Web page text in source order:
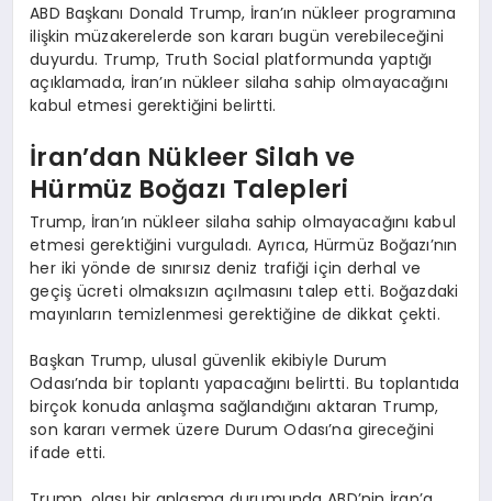
ABD Başkanı Donald Trump, İran’ın nükleer programına
ilişkin müzakerelerde son kararı bugün verebileceğini
duyurdu. Trump, Truth Social platformunda yaptığı
açıklamada, İran’ın nükleer silaha sahip olmayacağını
kabul etmesi gerektiğini belirtti.
İran’dan Nükleer Silah ve
Hürmüz Boğazı Talepleri
Trump, İran’ın nükleer silaha sahip olmayacağını kabul
etmesi gerektiğini vurguladı. Ayrıca, Hürmüz Boğazı’nın
her iki yönde de sınırsız deniz trafiği için derhal ve
geçiş ücreti olmaksızın açılmasını talep etti. Boğazdaki
mayınların temizlenmesi gerektiğine de dikkat çekti.
Başkan Trump, ulusal güvenlik ekibiyle Durum
Odası’nda bir toplantı yapacağını belirtti. Bu toplantıda
birçok konuda anlaşma sağlandığını aktaran Trump,
son kararı vermek üzere Durum Odası’na gireceğini
ifade etti.